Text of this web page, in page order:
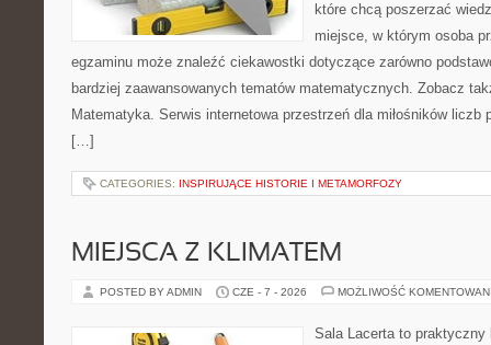
które chcą poszerzać
miejsce, w którym osoba
egzaminu może znaleźć ciekawostki dotyczące zarówno
bardziej zaawansowanych tematów matematycznych. Zobacz
Matematyka. Serwis internetowa przestrzeń dla miłośników liczb
[…]
CATEGORIES: INSPIRUJĄCE HISTORIE I METAMORFOZY
MIEJSCA Z KLIMATEM
POSTED BY ADMIN CZE - 7 - 2026 MOŻLIWOŚĆ
Sala Lacerta to praktyczny